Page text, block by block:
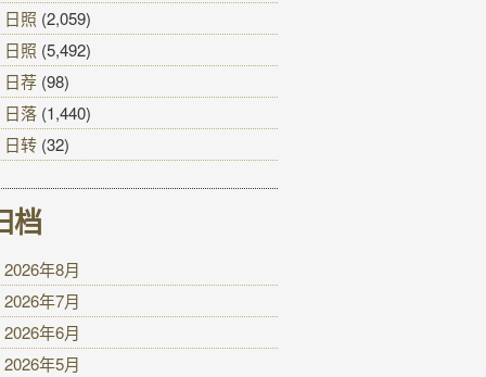
日照 (2,059)
日照 (5,492)
日荐 (98)
日落 (1,440)
日转 (32)
档
2026年8月
2026年7月
2026年6月
2026年5月